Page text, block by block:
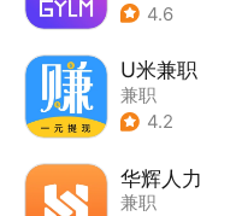
4.6
U米兼职
兼职
4.2
华辉人力
兼职